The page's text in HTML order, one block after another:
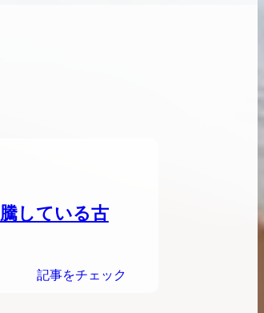
している古
記事をチェック